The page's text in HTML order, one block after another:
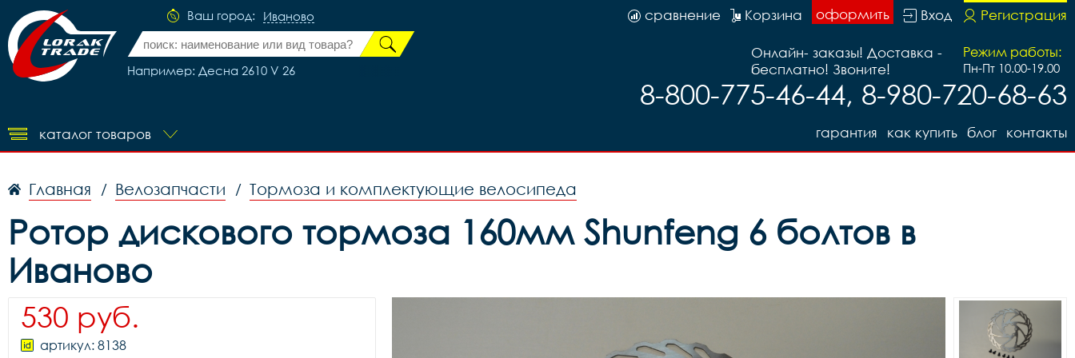
Ваш город: Иваново
Например: Десна 2610 V 26
Регистрация
Вход
оформить
Корзина
сравнение
Режим работы:
Пн-Пт 10.00-19.00
Онлайн- заказы! Доставка -
бесплатно! Звоните!
8-800-775-46-44, 8-980-720-68-63
каталог товаров контакты
блог
как купить
гарантия
Главная / Велозапчасти / Тормоза и комплектующие велосипеда
Ротор дискового тормоза 160мм Shunfeng 6 болтов в
Иваново
530 руб.
артикул: 8138